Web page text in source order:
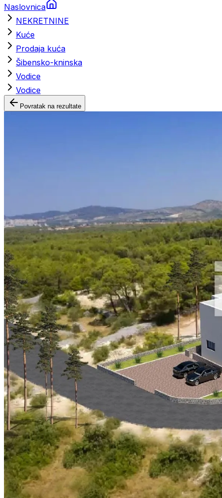
Naslovnica
NEKRETNINE
Kuće
Prodaja kuća
Šibensko-kninska
Vodice
Vodice
Povratak na rezultate